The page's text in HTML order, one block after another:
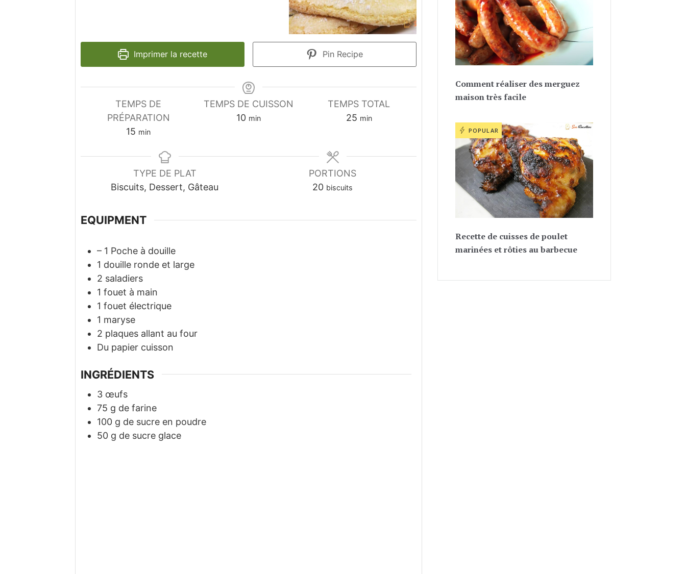
Imprimer la recette Pin Recipe
TEMPS DE
PRÉPARATION
15 minutes
min
TEMPS DE CUISSON
10minutes
min
TEMPS TOTAL
25minutes
min
TYPE DE PLAT
Biscuits, Dessert, Gâteau
PORTIONS
20 biscuits
EQUIPMENT
– 1 Poche à douille
1 douille ronde et large
2 saladiers
1 fouet à main
1 fouet électrique
1 maryse
2 plaques allant au four
Du papier cuisson
INGRÉDIENTS
3 œufs
75 g de farine
100 g de sucre en poudre
50 g de sucre glace
Comment réaliser des merguez
maison très facile
POPULAR
Recette de cuisses de poulet
marinées et rôties au barbecue